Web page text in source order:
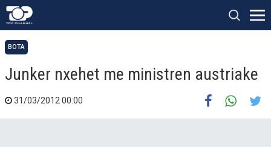
BOTA
Junker nxehet me ministren austriake
31/03/2012 00:00